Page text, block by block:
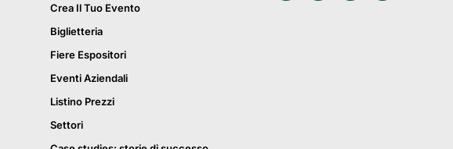
Crea Il Tuo Evento
Biglietteria
Fiere Espositori
Eventi Aziendali
Listino Prezzi
Settori